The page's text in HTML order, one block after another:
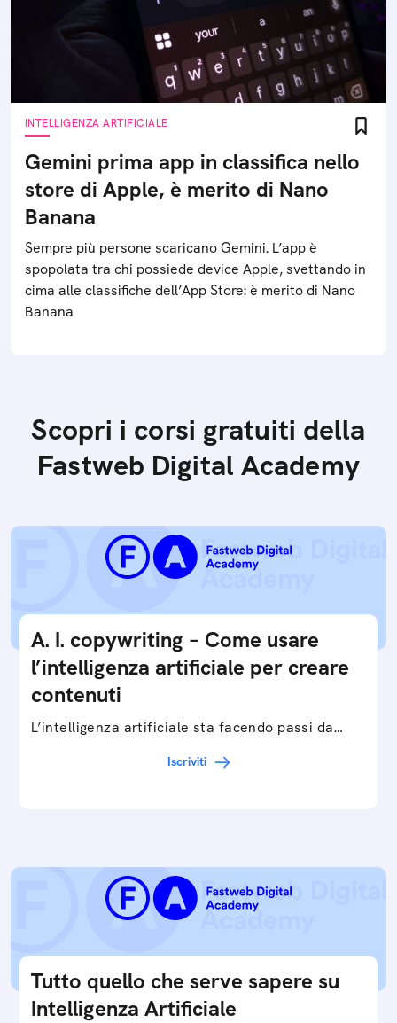
INTELLIGENZA ARTIFICIALE
Gemini prima app in classifica nello
store di Apple, è merito di Nano
Banana
Sempre più persone scaricano Gemini. L’app è
spopolata tra chi possiede device Apple, svettando in
cima alle classifiche dell’App Store: è merito di Nano
Banana
Scopri i corsi gratuiti della
Fastweb Digital Academy
A. I. copywriting – Come usare
l’intelligenza artificiale per creare
contenuti
L’intelligenza artificiale sta facendo passi da
interpretazione dei big data ai chatbot e virtual…
Iscriviti
Tutto quello che serve sapere su
Intelligenza Artificiale